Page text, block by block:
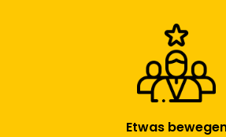
Etwas